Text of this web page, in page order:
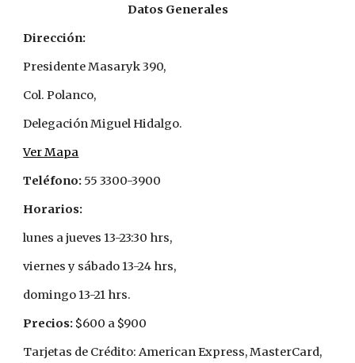
Datos Generales
Dirección:
Presidente Masaryk 390,
Col. Polanco,
Delegación Miguel Hidalgo.
Ver Mapa
Teléfono: 55 3300-3900
Horarios:
lunes a jueves 13-23:30 hrs,
viernes y sábado 13-24 hrs,
domingo 13-21 hrs.
Precios: $600 a $900
Tarjetas de Crédito: American Express, MasterCard,